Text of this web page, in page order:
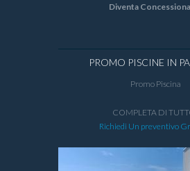
Diventa
PROMO PISCINE IN
Promo Piscina
COMPLETA DI
Richiedi Un preventivo